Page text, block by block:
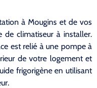
à Mougins et de vos
de climatiseur à installer.
est relié à une pompe à
de votre logement et
frigorigène en utilisant